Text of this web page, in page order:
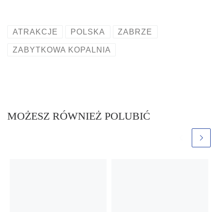
ATRAKCJE POLSKA ZABRZE
ZABYTKOWA KOPALNIA
MOŻESZ RÓWNIEŻ POLUBIĆ